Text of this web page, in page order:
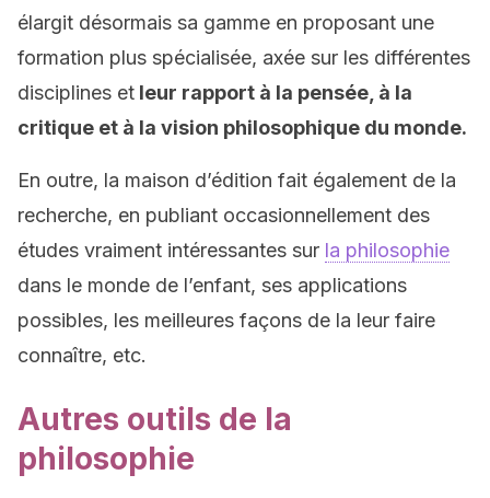
élargit désormais sa gamme en proposant une
formation plus spécialisée, axée sur les différentes
disciplines et leur rapport à la pensée, à la
critique et à la vision philosophique du monde.
En outre, la maison d’édition fait également de la
recherche, en publiant occasionnellement des
études vraiment intéressantes sur la philosophie
dans le monde de l’enfant, ses applications
possibles, les meilleures façons de la leur faire
connaître, etc.
Autres outils de la
philosophie